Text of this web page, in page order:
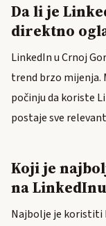
Da li je
direktno
LinkedIn u Crnoj
trend brzo mijenja.
počinju da koriste
postaje sve
Koji je
na
Najbolje je koristiti